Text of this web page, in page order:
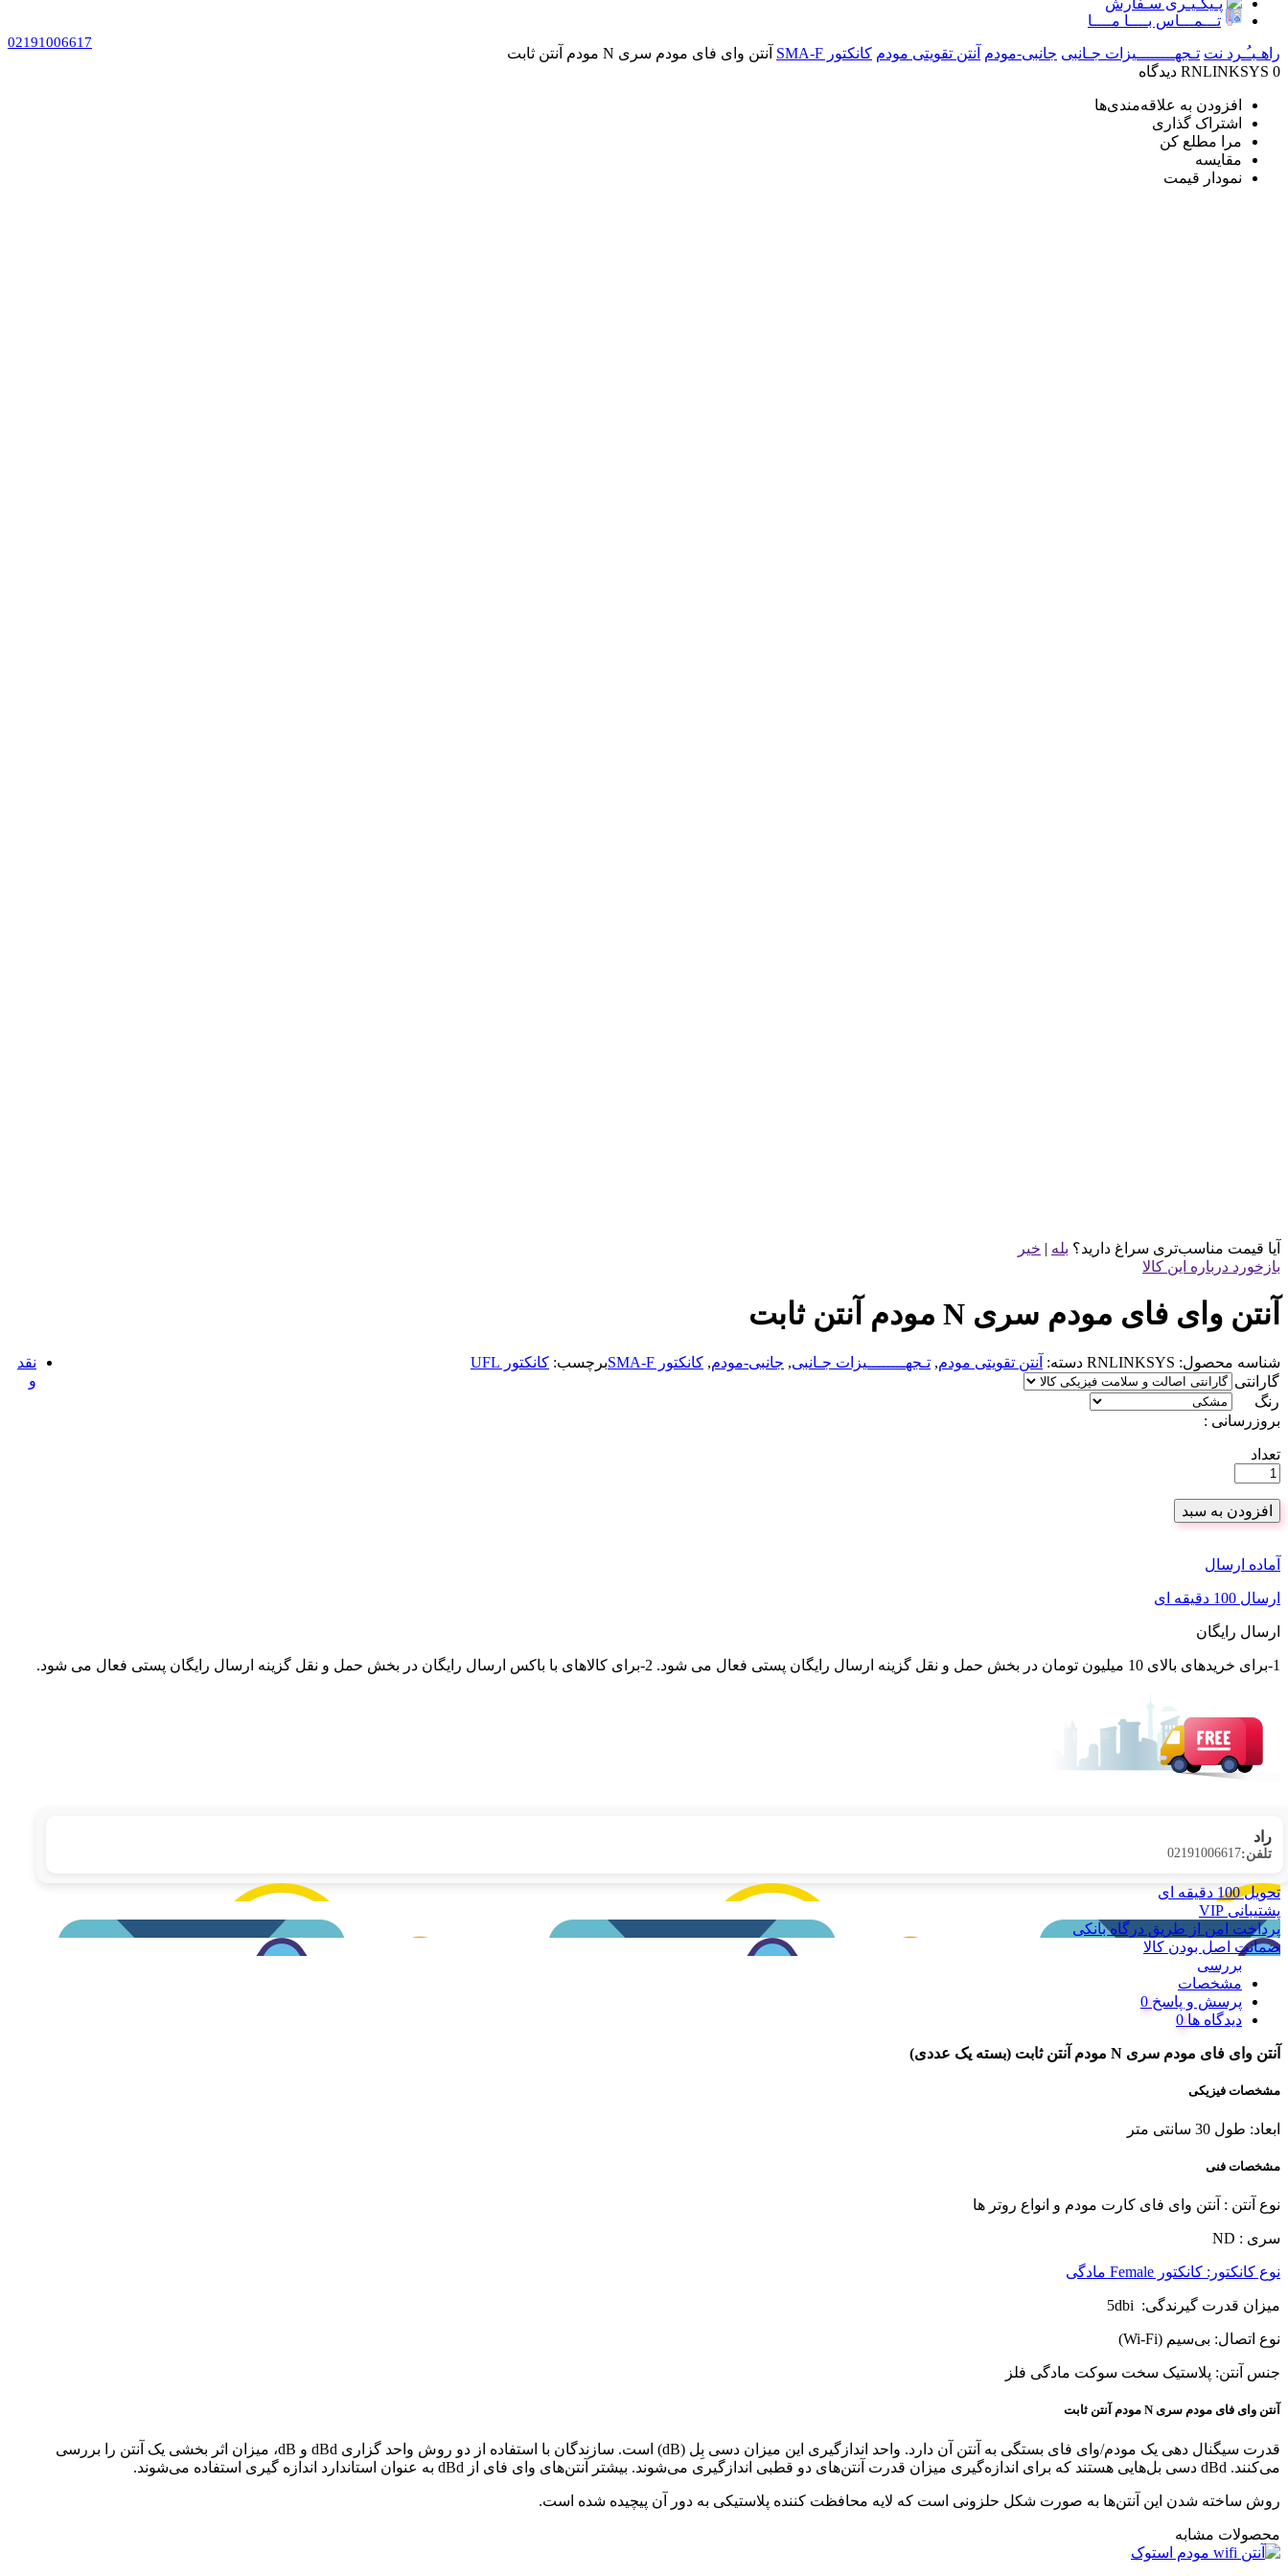
تـــمـــاس بــــا مــــا
02191006617
راهـبـُـرد نت تـجهــــــــیزات جـانبی جانبی-مودم آنتن تقویتی مودم کانکتور SMA-F
آنتن وای فای مودم سری N مودم آنتن ثابت
RNLINKSYS 0 دیدگاه
افزودن به علاقه‌مندی‌ها
اشتراک گذاری
مرا مطلع کن
مقایسه
نمودار قیمت
سری : ND
نوع کانکتور: کانکتور Female مادگی
میزان قدرت گیرندگی: 5dbi
نوع اتصال: بی‌سیم (Wi-Fi)
جنس آنتن: پلاستیک سخت سوکت مادگی فلز
آنتن وای فای مودم سری N مودم آنتن ثابت
می‌کنند. dBd دسی بل‌هایی هستند که برای اندازه‌گیری میزان قدرت آنتن‌های دو قطبی اندازگیری می‌شوند. بیشتر آنتن‌های وای فای از dBd به عنوان استاندارد اندازه گیری استفاده می‌شوند.
روش ساخته شدن این آنتن‌ها به صورت شکل حلزونی است که لایه محافظت کننده پلاستیکی به دور آن پیچیده شده است.
محصولات مشابه
آنتن wifi مودم ADSL تی پی لینک
۳۰۰,۰۰۰
آنتن وای فای مودم 2.4
آنتن وای فای مودم 5 دسی بل WIFI
۳۰۰,۰۰۰
۳۰۰,۰۰۰
کانکتور UFL
بازگشت به بالا
پشتیبانی
شماره تماس :
تهران، چهار راه ولیعصر پاساژ ابریشم طبقه همکف پلاک ۷ فروشگاه راهبُرد نِت (ضلع شمال شرقی چهار راه ولیعصر|جنب بانک ملت|روبروی بازار رضا|خروجی ۳ مترو تاترشهر و BRT)‎‎
تحویل 100 دقیقه ای
پشتیبانی VIP
پرداخت امن از طریق درگاه بانکی
ضمانت اصل بودن کالا
تحویل 100 دقیقه ای
پرداخت امن از طریق درگاه بانکی
ضمانت اصل بودن کالا
راهنمای خرید
شیوه های پرداخت
شیوه ثبت سفارش
رویه ارسال سفارش